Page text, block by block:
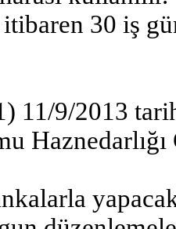
30 iş
11/9/2013